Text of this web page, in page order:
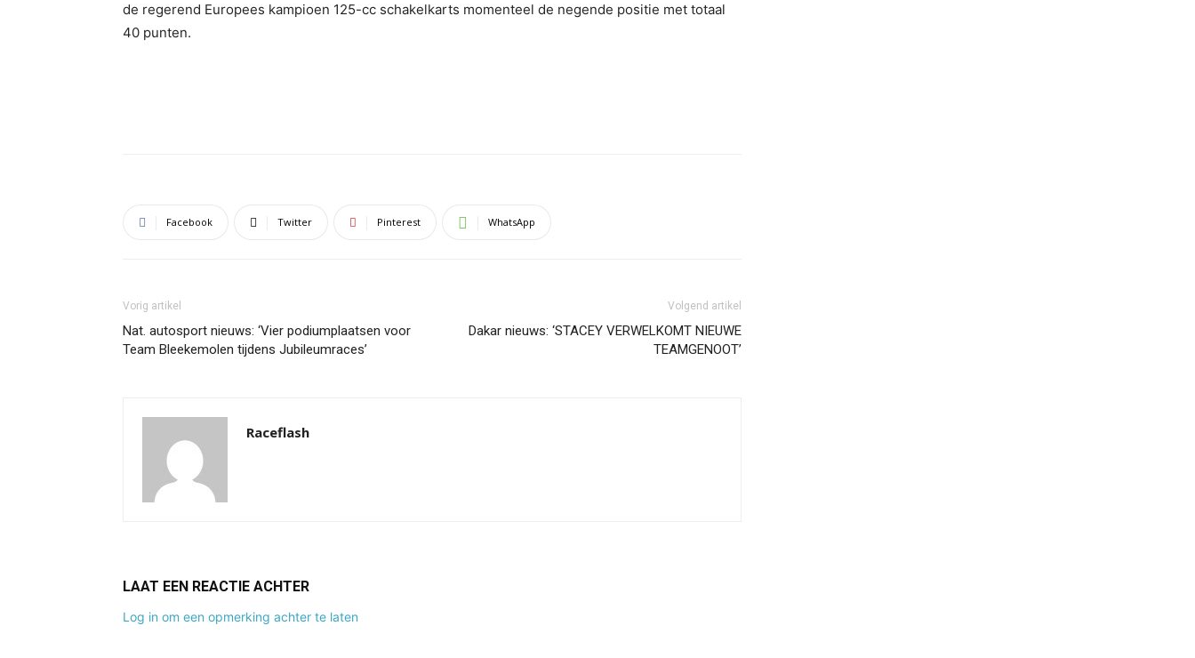
de regerend Europees kampioen 125-cc schakelkarts momenteel de negende positie met totaal
40 punten.
Facebook Twitter Pinterest WhatsApp
Vorig artikel
Nat. autosport nieuws: ‘Vier podiumplaatsen voor
Team Bleekemolen tijdens Jubileumraces’
Volgend artikel
Dakar nieuws: ‘STACEY VERWELKOMT NIEUWE
TEAMGENOOT’
Raceflash
LAAT EEN REACTIE ACHTER
Log in om een opmerking achter te laten